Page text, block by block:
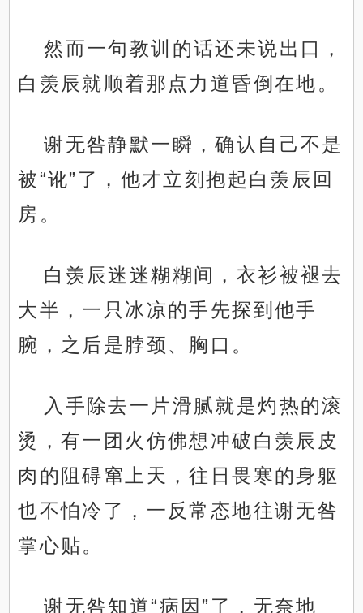
然而一句教训的话还未说出口，
白羡辰就顺着那点力道昏倒在地。
谢无咎静默一瞬，确认自己不是
被“讹”了，他才立刻抱起白羡辰回
房。
白羡辰迷迷糊糊间，衣衫被褪去
大半，一只冰凉的手先探到他手
腕，之后是脖颈、胸口。
入手除去一片滑腻就是灼热的滚
烫，有一团火仿佛想冲破白羡辰皮
肉的阻碍窜上天，往日畏寒的身躯
也不怕冷了，一反常态地往谢无咎
掌心贴。
谢无咎知道“病因”了，无奈地